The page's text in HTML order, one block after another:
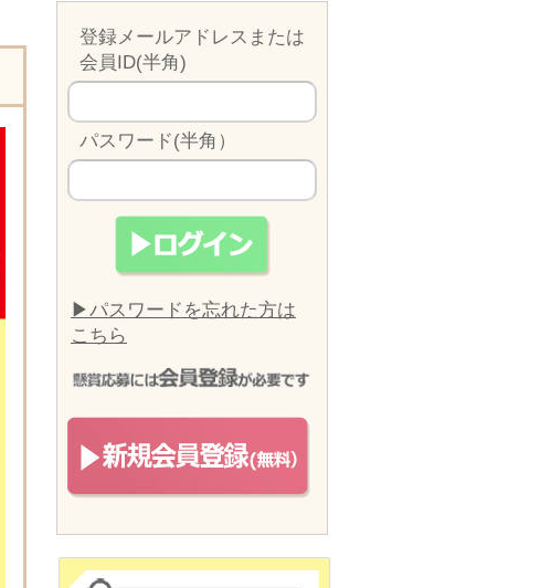
登録メールアドレスまたは
会員ID(半角)
パスワード(半角）
▶パスワードを忘れた方は
こちら